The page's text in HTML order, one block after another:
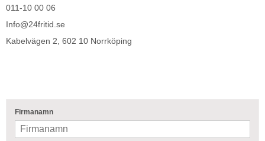
011-10 00 06
Info@24fritid.se
Kabelvägen 2, 602 10 Norrköping
Firmanamn